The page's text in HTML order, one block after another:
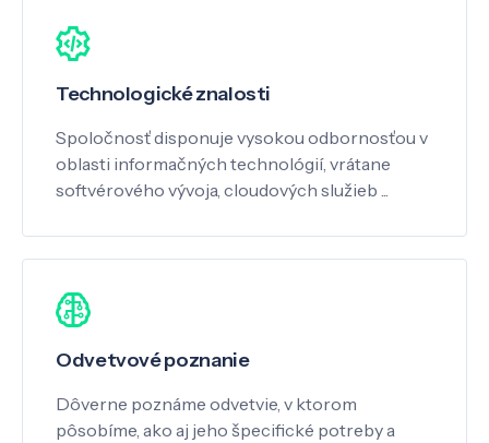
Technologické znalosti
Spoločnosť disponuje vysokou odbornosťou v
oblasti informačných technológií, vrátane
softvérového vývoja, cloudových služieb ...
Odvetvové poznanie
Dôverne poznáme odvetvie, v ktorom
pôsobíme, ako aj jeho špecifické potreby a